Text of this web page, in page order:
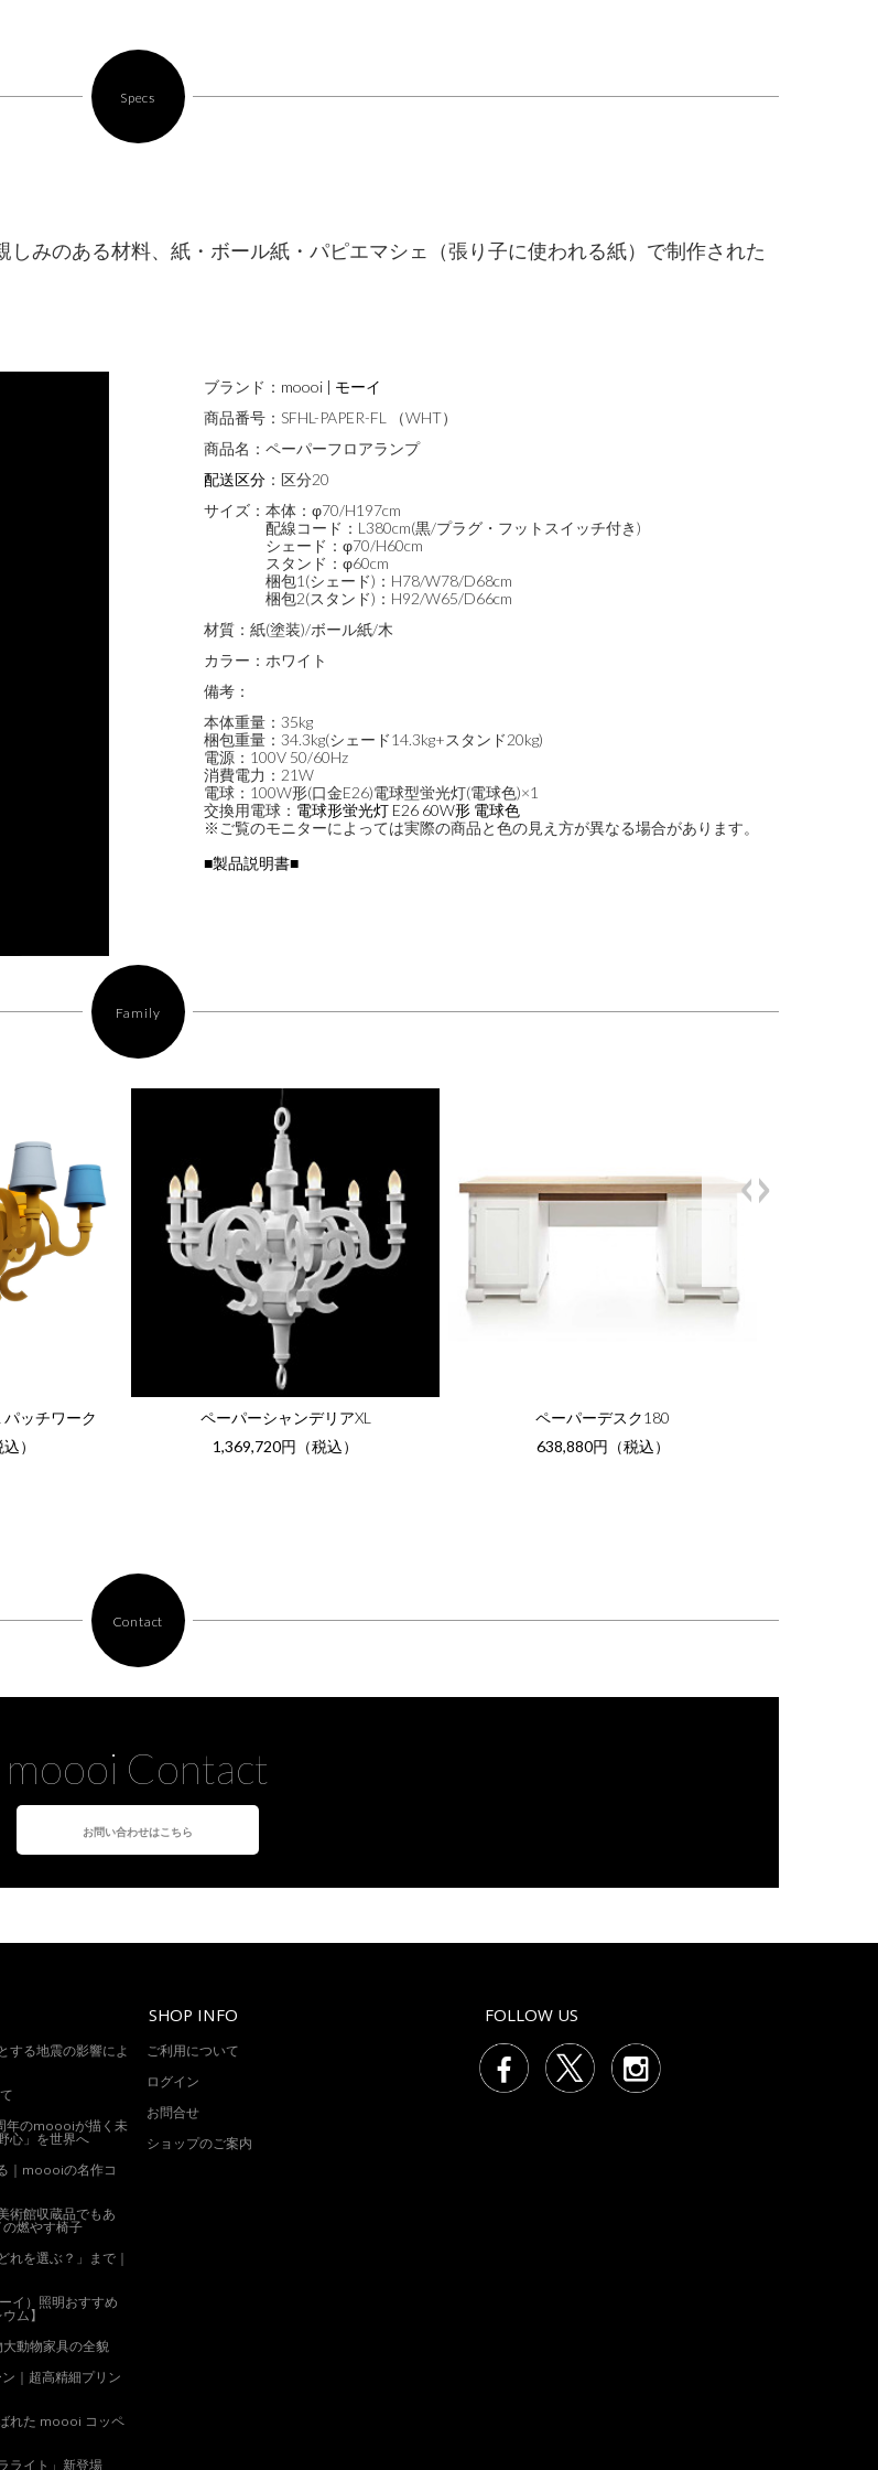
Specs
みのある材料、紙・ボール紙・パピエマシェ（張り子に使われる紙）で制作された
ブランド： moooi | モーイ
商品番号： SFHL-PAPER-FL （WHT）
商品名： ペーパーフロアランプ
配送区分 ： 区分20
サイズ： 本体：φ70/H197cm
配線コード：L380cm(黒/プラグ・フットスイッチ付き)
シェード：φ70/H60cm
スタンド：φ60cm
梱包1(シェード)：H78/W78/D68cm
梱包2(スタンド)：H92/W65/D66cm
材質： 紙(塗装)/ボール紙/木
カラー： ホワイト
備考：
本体重量：35kg
梱包重量：34.3kg(シェード14.3kg+スタンド20kg)
電源：100V 50/60Hz
消費電力：21W
電球：100W形(口金E26)電球型蛍光灯(電球色)×1
交換用電球： 電球形蛍光灯 E26 60W形 電球色
※ご覧のモニターによっては実際の商品と色の見え方が異なる場合があります。
■製品説明書■
Family
ッチワーク
）
ペーパーシャンデリアXL
1,369,720円（税込）
ペーパーデスク180
638,880円（税込）
<>
Contact
moooi Contact
お問い合わせはこちら
する地震の影響によ
年のmoooiが描く未
心」を世界へ
｜moooiの名作コ
術館収蔵品でもあ
燃やす椅子
れを選ぶ？」まで｜
イ）照明おすすめ
ム】
動物家具の全貌
｜超高精細プリン
れた moooi コッペ
SHOP INFO
ご利用について
ログイン
お問合せ
ショップのご案内
FOLLOW US